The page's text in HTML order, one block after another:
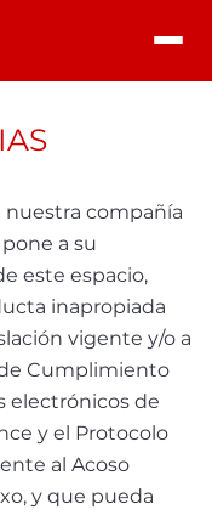
compañía
a su
este espacio,
inapropiada
vigente y/o a
Cumplimiento
electrónicos de
y el Protocolo
al Acoso
y que pueda